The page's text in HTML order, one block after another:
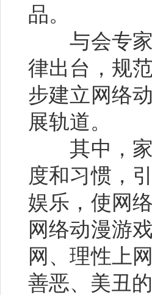
品。
与会专家
律出台，规
步建立网络
展轨道。
其中，家
度和习惯，
娱乐，使网
网络动漫游
网、理性上
善恶、美丑的